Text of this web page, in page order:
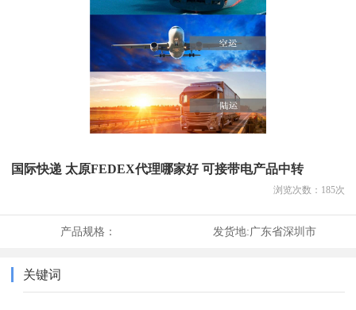
国际快递 太原FEDEX代理哪家好 可接带电产品中转
浏览次数： 185次
产品规格： 发货地:广东省深圳市
关键词